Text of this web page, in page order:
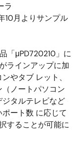
ラ
10月よりサンプル
「μPD720210」に
ラインアップに加
やタブ レット、
ノートパソコン
タルテレビなど
ート数 に応じて
することが可能に